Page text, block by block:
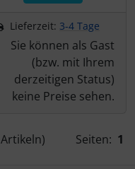
Lieferzeit: 3-4 Tage
Sie können als Gast
(bzw. mit Ihrem
derzeitigen Status)
keine Preise sehen.
Artikeln) Seiten: 1